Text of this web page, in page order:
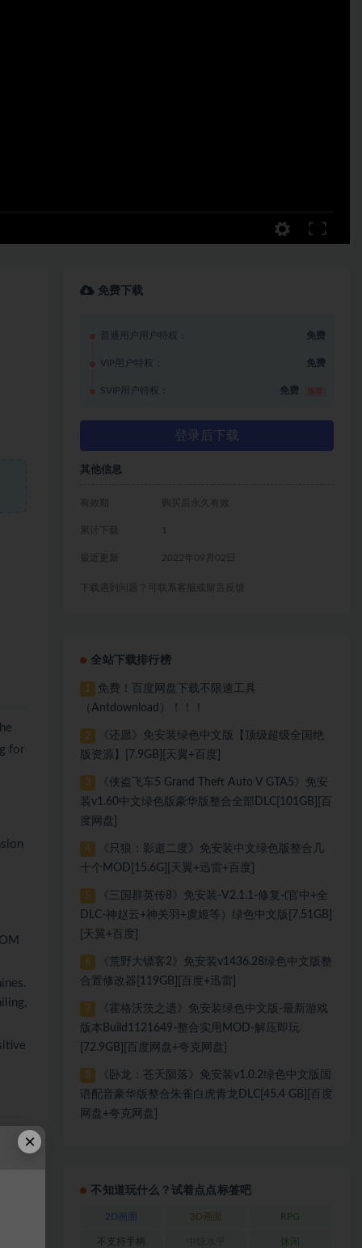
for
免费下载
普通用户用户特权： 免费
VIP用户特权： 免费
SVIP用户特权： 免费
登录后下载
其他信息
有效期 购买后永久有效
累计下载 1
最近更新 2022年09月02日
下载遇到问题？可联系客服或留言反馈
全站下载排行榜
1
免费！百度网盘下载不限速工具
（Antdownload）！！！
2
《还愿》免安装绿色中文版【顶级超级全国绝
版资源】[7.9GB][天翼+百度]
3
《侠盗飞车5 Grand Theft Auto V GTA5》免安
装v1.60中文绿色版豪华版整合全部DLC[101GB][百
度网盘]
4
《只狼：影逝二度》免安装中文绿色版整合几
十个MOD[15.6G][天翼+迅雷+百度]
5
《三国群英传8》免安装-V2.1.1-修复-(官中+全
DLC-神赵云+神关羽+虞姬等）绿色中文版[7.51GB]
[天翼+百度]
6
《荒野大镖客2》免安装v1436.28绿色中文版整
合置修改器[119GB][百度+迅雷]
7
《霍格沃茨之遗》免安装绿色中文版-最新游戏
版本Build1121649-整合实用MOD-解压即玩
[72.9GB][百度网盘+夸克网盘]
8
《卧龙：苍天陨落》免安装v1.0.2绿色中文版国
语配音豪华版整合朱雀白虎青龙DLC[45.4 GB][百度
网盘+夸克网盘]
不知道玩什么？试着点点标签吧
2D画面 3D画面 RPG
不支持手柄 休闲
×